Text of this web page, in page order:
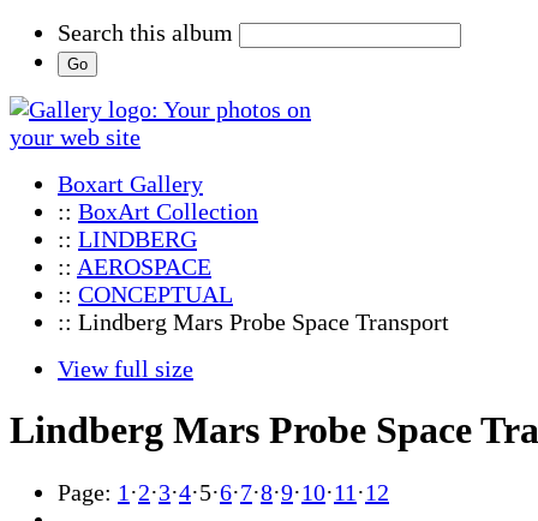
Search this album
Boxart Gallery
:: BoxArt Collection
:: LINDBERG
:: AEROSPACE
:: CONCEPTUAL
:: Lindberg Mars Probe Space Transport
View full size
Lindberg Mars Probe Space
Page: 1 ·2·3·4·5·6·7·8·9·10·11 ·12